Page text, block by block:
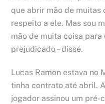
que abrir mão de muitas
respeito a ele. Mas sou
mão de muita coisa
prejudicado – disse.
Lucas Ramon estava no
tinha contrato até abril.
jogador assinou um pré-